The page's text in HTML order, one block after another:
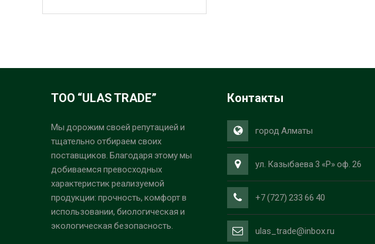
ТОО “ULAS TRADE”
Мы дорожим своей репутацией и
тщательно отбираем своих
поставщиков. Благодаря этому мы
добиваемся превосходных
характеристик реализуемой
продукции: прочность, комфорт в
использовании, биологическая и
экологическая безопасность.
Контакты
город Алматы
ул. Казыбаева 3 «Р» оф. 26
+7 (727) 233 66 40
ulas_trade@inbox.ru